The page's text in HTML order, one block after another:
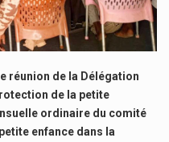
réunion de la Délégation
de la petite
ordinaire du comité
enfance dans la